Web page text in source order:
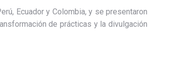
Ecuador y Colombia, y se presentaron
de prácticas y la divulgación